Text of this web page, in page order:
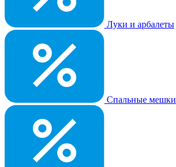
Луки и арбалеты
Спальные мешки